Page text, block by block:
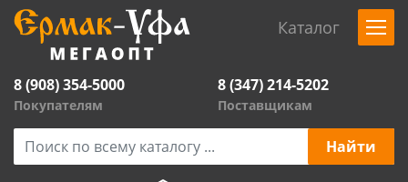
Каталог
8 (908) 354-5000
Покупателям
8 (347) 214-5202
Поставщикам